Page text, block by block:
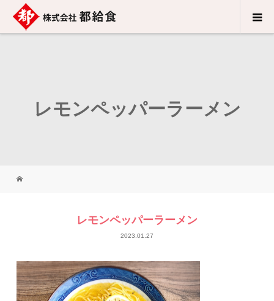
レモンペッパーラーメン
レモンペッパーラーメン
2023.01.27